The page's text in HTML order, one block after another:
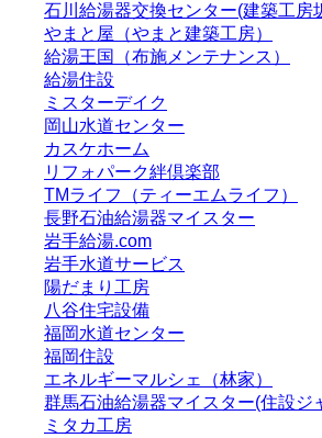
石川給湯器交換センター(建築工房
やまと屋（やまと建築工房）
給湯王国（布施メンテナンス）
給湯住設
ミスターデイク
岡山水道センター
カスケホーム
リフォパーク絆倶楽部
TMライフ（ティーエムライフ）
長野石油給湯器マイスター
岩手給湯.com
岩手水道サービス
陽だまり工房
八谷住宅設備
福岡水道センター
福岡住設
エネルギーマルシェ（林家）
群馬石油給湯器マイスター(住設ジ
ミタカ工房